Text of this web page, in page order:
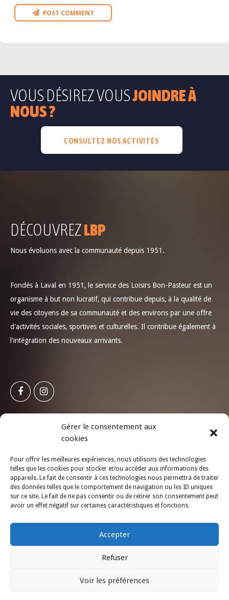
Gérer le consentement aux
cookies
Pour offrir les meilleures expériences, nous utilisons des technologies
telles que les cookies pour stocker et/ou accéder aux informations des
appareils. Le fait de consentir à ces technologies nous permettra de traiter
des données telles que le comportement de navigation ou les ID uniques
sur ce site. Le fait de ne pas consentir ou de retirer son consentement peut
avoir un effet négatif sur certaines caractéristiques et fonctions.
Accepter
Refuser
Voir les préférences
POST COMMENT
VOUS DÉSIREZ VOUSJOINDRE À
NOUS ?
CONSULTEZ NOS ACTIVITÉS
DÉCOUVREZLBP
Nous évoluons avec la communauté depuis 1951.
Fondés à Laval en 1951, le service des Loisirs Bon-Pasteur est un
organisme à but non lucratif, qui contribue depuis, à la qualité de
vie des citoyens de sa communauté et des environs par une offre
d'activités sociales, sportives et culturelles. Il contribue également à
l'intégration des nouveaux arrivants.
INFOLETTRELBP
Abonnez-vous à notre infolettre !
S'ABONNER